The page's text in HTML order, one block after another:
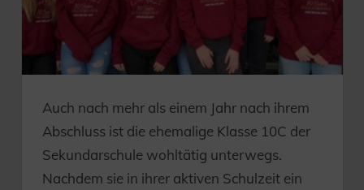
Auch nach mehr als einem Jahr nach ihrem
Abschluss ist die ehemalige Klasse 10C der
Sekundarschule wohltätig unterwegs.
Nachdem sie in ihrer aktiven Schulzeit ein